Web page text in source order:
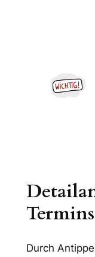
Termins
Durch